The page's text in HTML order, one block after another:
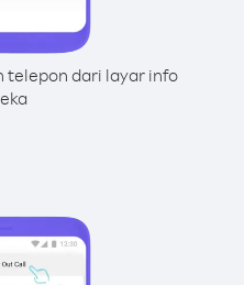
telepon dari layar info